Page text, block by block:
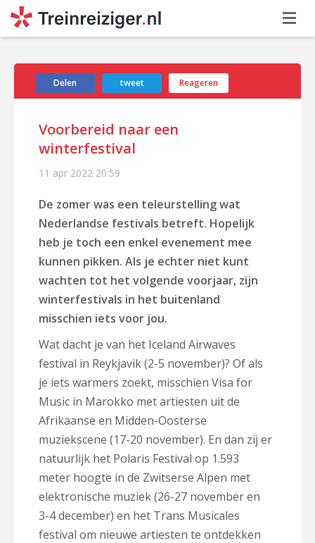
Delen tweet Reageren
Voorbereid naar een
winterfestival
11 apr 2022 20:59
De zomer was een teleurstelling wat
Nederlandse festivals betreft. Hopelijk
heb je toch een enkel evenement mee
kunnen pikken. Als je echter niet kunt
wachten tot het volgende voorjaar, zijn
winterfestivals in het buitenland
misschien iets voor jou.
Wat dacht je van het Iceland Airwaves
festival in Reykjavik (2-5 november)? Of als
je iets warmers zoekt, misschien Visa for
Music in Marokko met artiesten uit de
Afrikaanse en Midden-Oosterse
muziekscene (17-20 november). En dan zij er
natuurlijk het Polaris Festival op 1.593
meter hoogte in de Zwitserse Alpen met
elektronische muziek (26-27 november en
3-4 december) en het Trans Musicales
festival om nieuwe artiesten te ontdekken